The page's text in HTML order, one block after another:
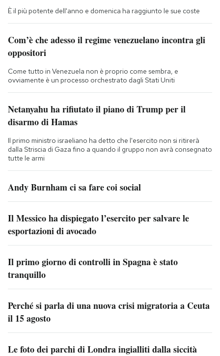
È il più potente dell'anno e domenica ha raggiunto le sue coste
Com’è che adesso il regime venezuelano incontra gli
oppositori
Come tutto in Venezuela non è proprio come sembra, e
ovviamente è un processo orchestrato dagli Stati Uniti
Netanyahu ha rifiutato il piano di Trump per il
disarmo di Hamas
Il primo ministro israeliano ha detto che l'esercito non si ritirerà
dalla Striscia di Gaza fino a quando il gruppo non avrà consegnato
tutte le armi
Andy Burnham ci sa fare coi social
Il Messico ha dispiegato l’esercito per salvare le
esportazioni di avocado
Il primo giorno di controlli in Spagna è stato
tranquillo
Perché si parla di una nuova crisi migratoria a Ceuta
il 15 agosto
Le foto dei parchi di Londra ingialliti dalla siccità